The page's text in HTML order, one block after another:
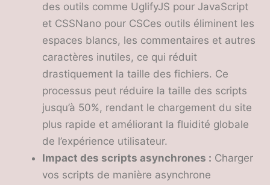
des outils comme UglifyJS pour JavaScript
et CSSNano pour CSCes outils éliminent les
espaces blancs, les commentaires et autres
caractères inutiles, ce qui réduit
drastiquement la taille des fichiers. Ce
processus peut réduire la taille des scripts
jusqu’à 50%, rendant le chargement du site
plus rapide et améliorant la fluidité globale
de l’expérience utilisateur.
Impact des scripts asynchrones : Charger
vos scripts de manière asynchrone